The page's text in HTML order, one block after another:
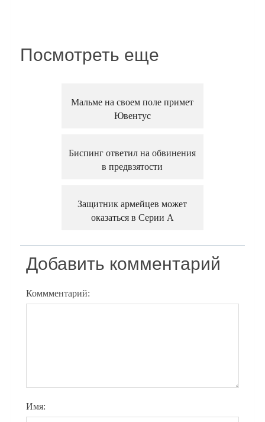
Посмотреть еще
Мальме на своем поле примет
Ювентус
Биспинг ответил на обвинения
в предвзятости
Защитник армейцев может
оказаться в Серии A
Добавить комментарий
Коммментарий:
Имя: